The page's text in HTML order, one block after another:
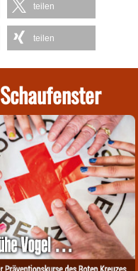
teilen
teilen
Schaufenster